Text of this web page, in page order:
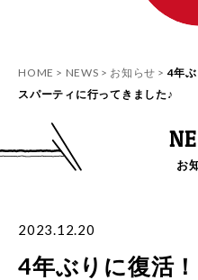
HOME NEWS お知らせ
4年
スパーティに行ってきました♪
お
2023.12.20
4年ぶりに復活